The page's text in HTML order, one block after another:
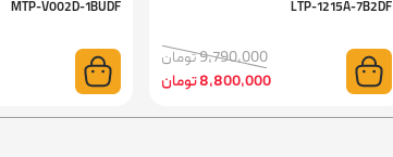
LTP-1215A-7B2DF
9,790,000 تومان
8,800,000 تومان
MTP-V002D-1BUDF